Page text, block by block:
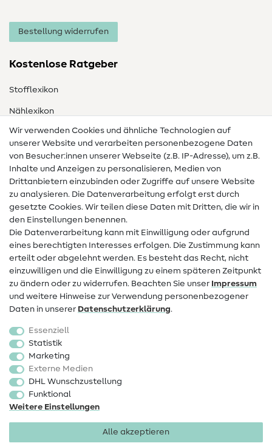
Bestellung widerrufen
Kostenlose Ratgeber
Stofflexikon
Nählexikon
Nähanleitungen
Hilfe & Kontakt
Kontakt
Infos zum Betreiberwechsel
Widerrufsrecht
Beliebt
Stoffe
Sale
Schnittmuster
Wir verwenden Cookies und ähnliche Technologien auf
unserer Website und verarbeiten personenbezogene Daten
von Besucher:innen unserer Webseite (z.B. IP-Adresse), um z.B.
Inhalte und Anzeigen zu personalisieren, Medien von
Drittanbietern einzubinden oder Zugriffe auf unsere Website
zu analysieren. Die Datenverarbeitung erfolgt erst durch
gesetzte Cookies. Wir teilen diese Daten mit Dritten, die wir in
den Einstellungen benennen.
Die Datenverarbeitung kann mit Einwilligung oder aufgrund
eines berechtigten Interesses erfolgen. Die Zustimmung kann
erteilt oder abgelehnt werden. Es besteht das Recht, nicht
einzuwilligen und die Einwilligung zu einem späteren Zeitpunkt
zu ändern oder zu widerrufen. Beachten Sie unser Impressum
und weitere Hinweise zur Verwendung personenbezogener
Daten in unserer Daten­schutz­erklärung.
Essenziell
Statistik
Marketing
Externe Medien
DHL Wunschzustellung
Funktional
Weitere Einstellungen
Alle akzeptieren
Impressum
Datenschutz AGB